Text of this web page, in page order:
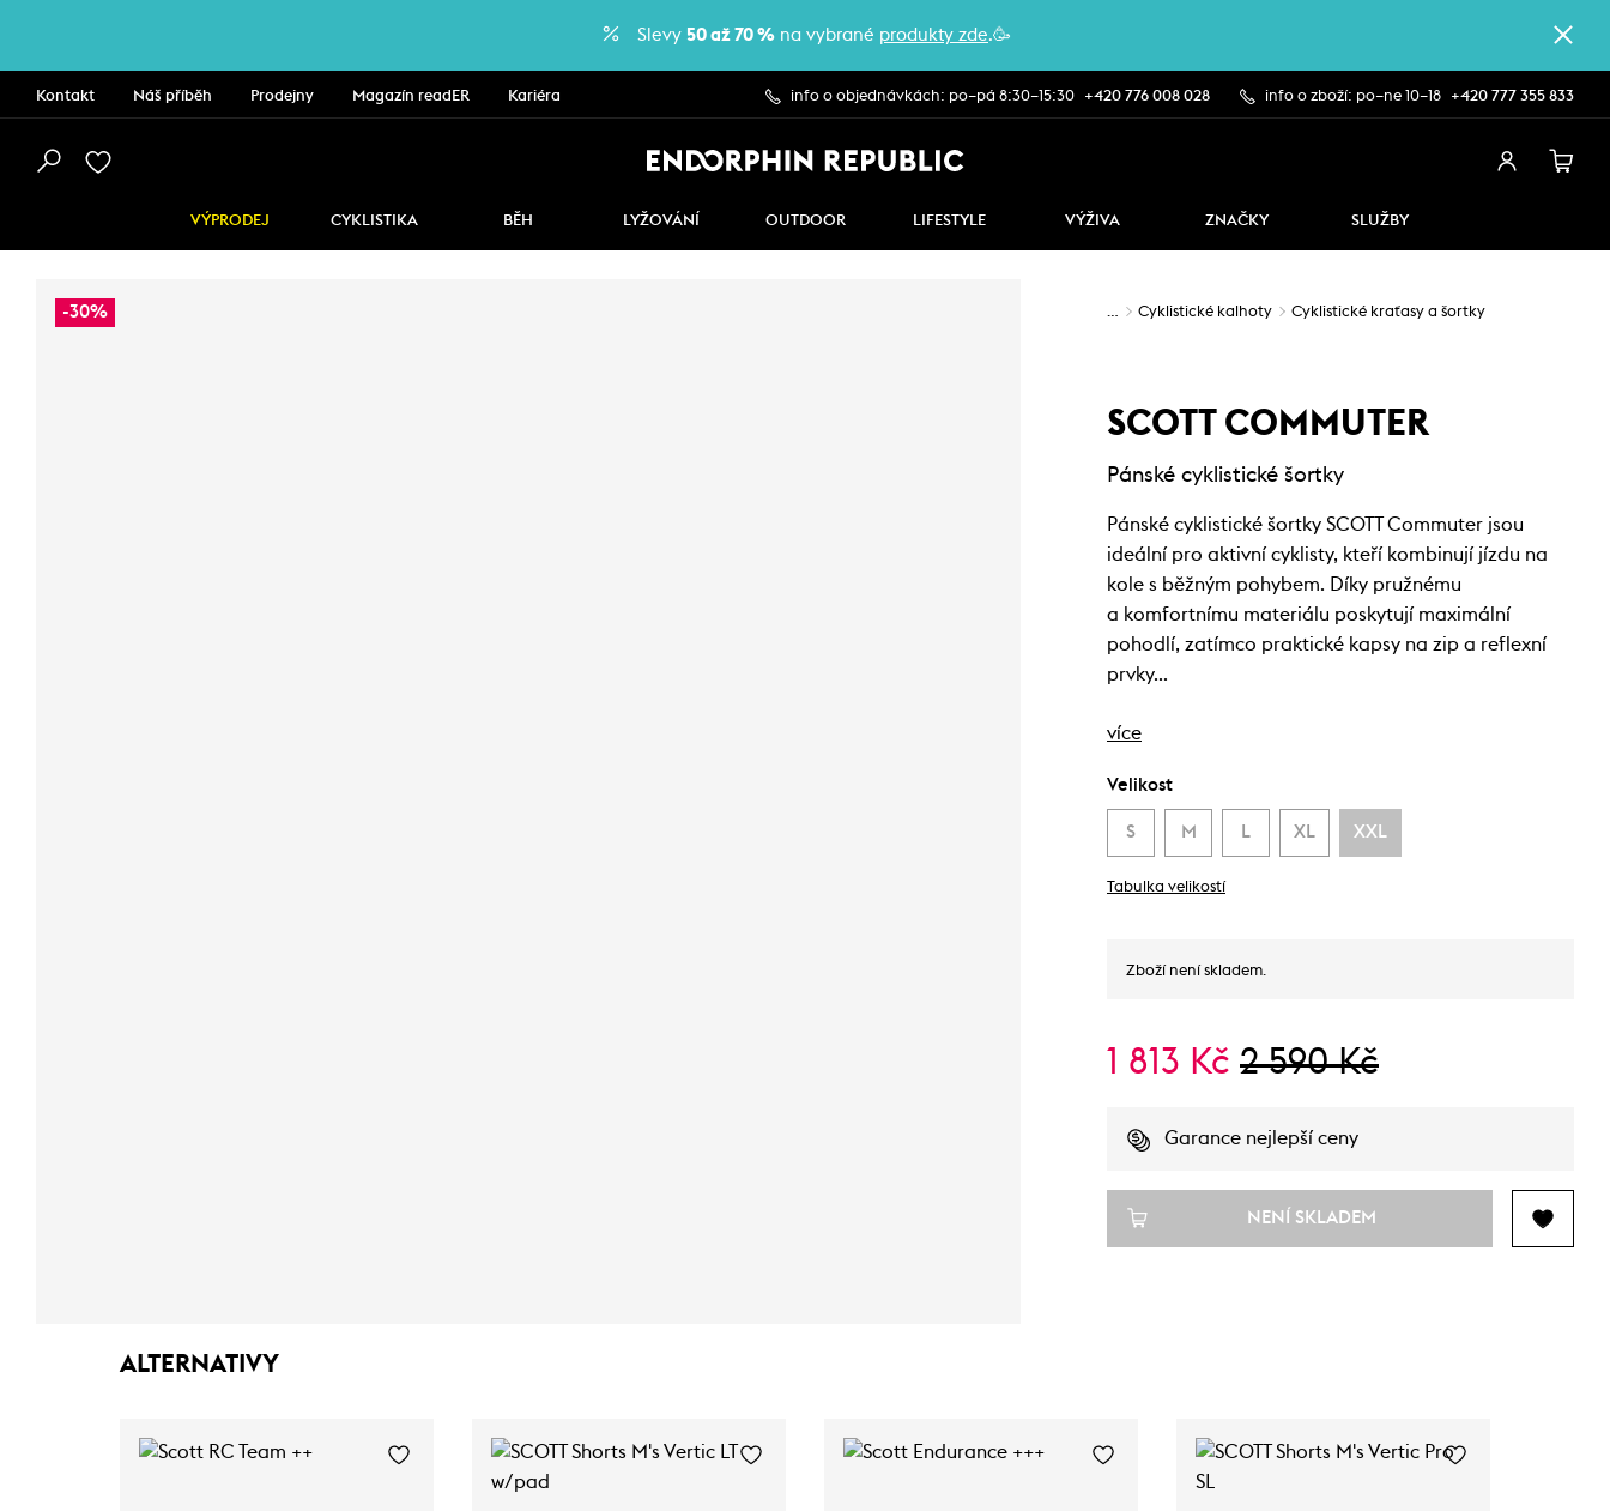
Slevy 50 až 70 % na vybrané produkty zde.🥳
Kontakt Náš příběh Prodejny Magazín readER Kariéra info o objednávkách: po–pá 8:30–15:30 +420 776 008 028 info o zboží: po–ne 10–18 +420 777 355 833
VÝPRODEJ CYKLISTIKA BĚH LYŽOVÁNÍ OUTDOOR LIFESTYLE VÝŽIVA ZNAČKY SLUŽBY
-30% … Cyklistické kalhoty Cyklistické kraťasy a šortky
SCOTT COMMUTER
Pánské cyklistické šortky
Pánské cyklistické šortky SCOTT Commuter jsou
ideální pro aktivní cyklisty, kteří kombinují jízdu na
kole s běžným pohybem. Díky pružnému
a komfortnímu materiálu poskytují maximální
pohodlí, zatímco praktické kapsy na zip a reflexní
prvky…
více
Velikost
S M L XL XXL
Tabulka velikostí
Zboží není skladem.
1 813 Kč 2 590 Kč
Garance nejlepší ceny
NENÍ SKLADEM
ALTERNATIVY